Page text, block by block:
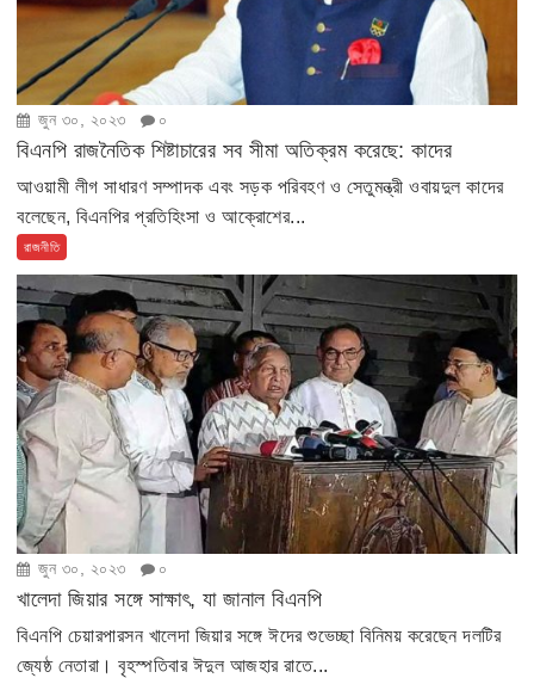
জুন ৩০, ২০২৩ ০
বিএনপি রাজনৈতিক শিষ্টাচারের সব সীমা অতিক্রম করেছে: কাদের
আওয়ামী লীগ সাধারণ সম্পাদক এবং সড়ক পরিবহণ ও সেতুমন্ত্রী ওবায়দুল কাদের
বলেছেন, বিএনপির প্রতিহিংসা ও আক্রোশের...
রাজনীতি
জুন ৩০, ২০২৩ ০
খালেদা জিয়ার সঙ্গে সাক্ষাৎ, যা জানাল বিএনপি
বিএনপি চেয়ারপারসন খালেদা জিয়ার সঙ্গে ঈদের শুভেচ্ছা বিনিময় করেছেন দলটির
জ্যেষ্ঠ নেতারা। বৃহস্পতিবার ঈদুল আজহার রাতে...